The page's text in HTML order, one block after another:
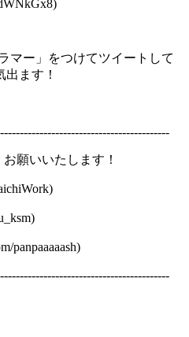
マー」をつけてツイートして
ます！
願いいたします！
panpaaaaash)